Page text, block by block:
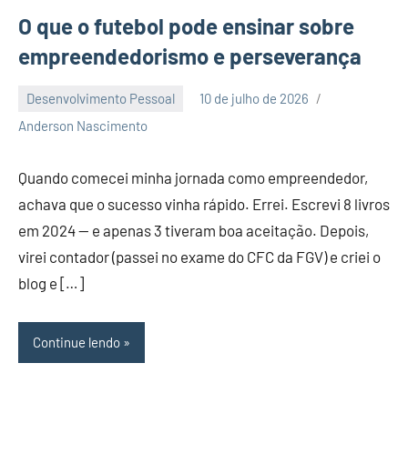
O que o futebol pode ensinar sobre
empreendedorismo e perseverança
Desenvolvimento Pessoal
10 de julho de 2026
Anderson Nascimento
Nenhum
Quando comecei minha jornada como empreendedor,
achava que o sucesso vinha rápido. Errei. Escrevi 8 livros
em 2024 — e apenas 3 tiveram boa aceitação. Depois,
virei contador (passei no exame do CFC da FGV) e criei o
blog e […]
Continue lendo